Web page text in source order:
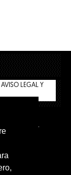
LEGAL Y
TIENDA